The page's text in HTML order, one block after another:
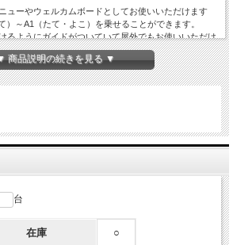
ューやウェルカムボードとしてお使いいただけます
）～A1（たて・よこ）を乗せることができます。
るようにガイドがついていて屋外でもお使いいただけ
き送料無料です（沖縄と離島は送料別途4000円）
）・底部滑り止め：ゴム
ップ向け（屋内・屋外可）
たて・よこ）を想定しております。
ことで、本体重量とのバランスが悪くなったり、
倒れたりすることがございますので、
商品説明の続きを見る ▼
台
在庫 ○